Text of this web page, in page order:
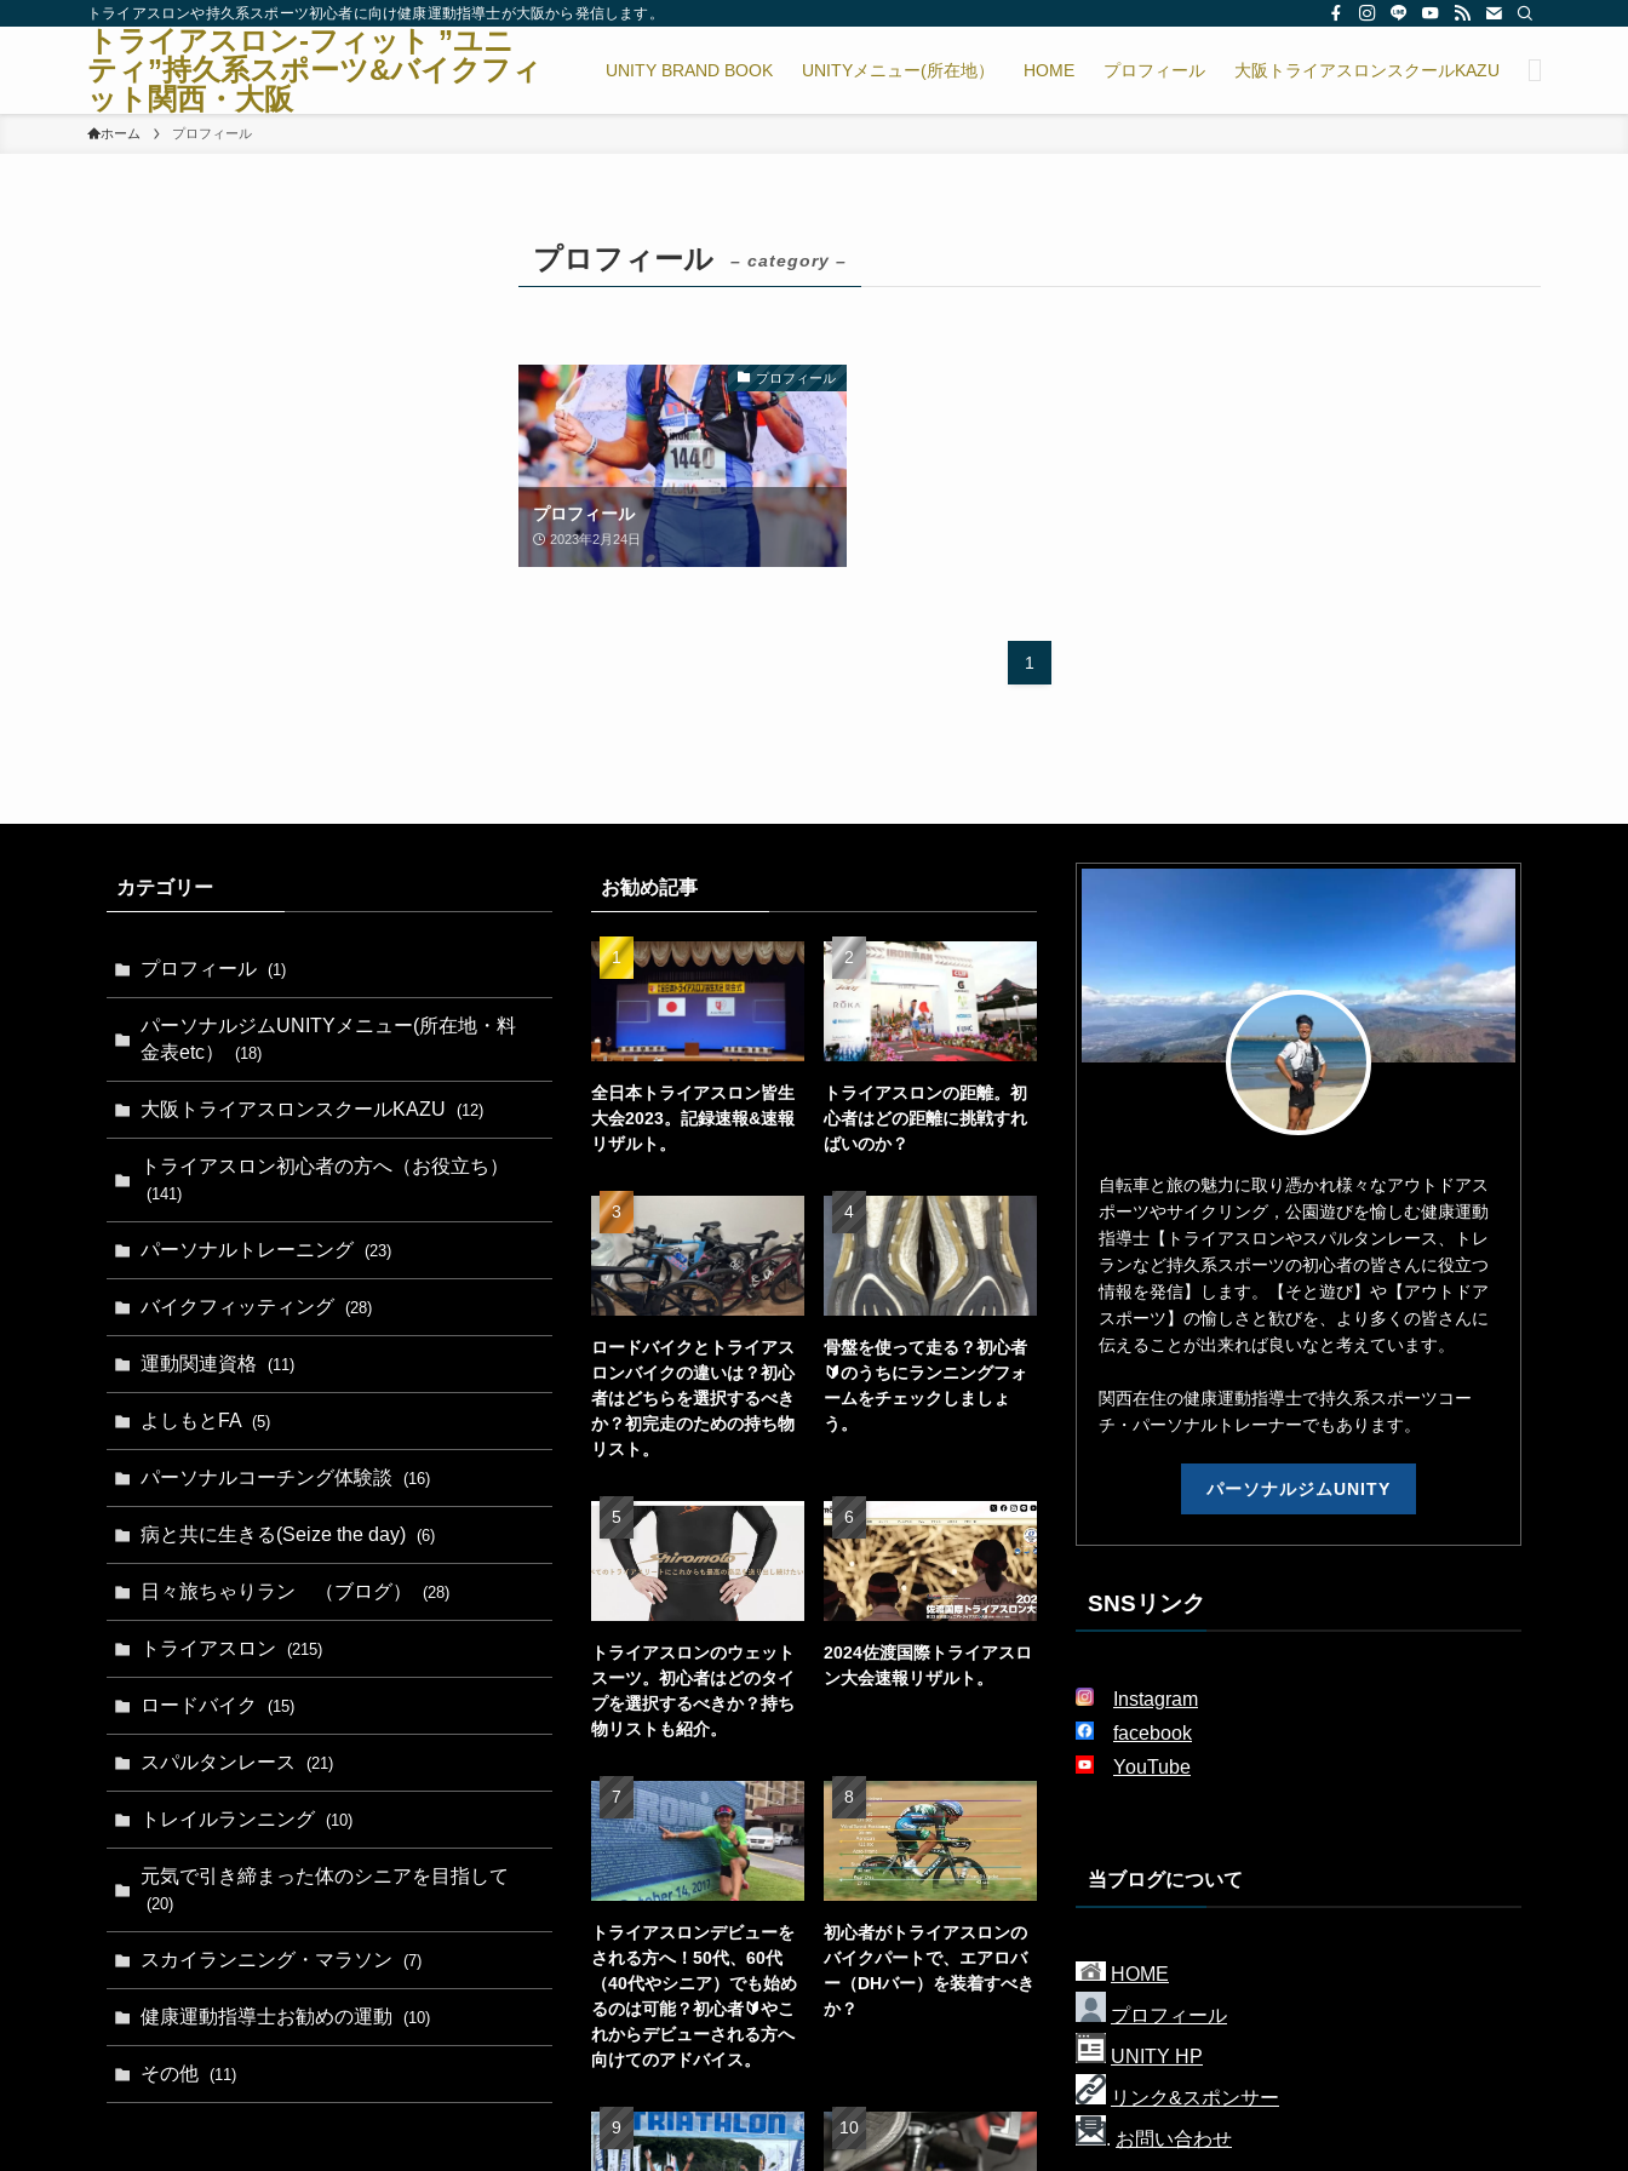
トライアスロンや持久系スポーツ初心者に向け健康運動指導士が大阪から発信します。
トライアスロン-フィット ”ユニ
ティ”持久系スポーツ&バイクフィ
ット関西・大阪
UNITY BRAND BOOK UNITYメニュー(所在地） HOME プロフィール 大阪トライアスロンスクールKAZU
ホーム プロフィール
プロフィール – category –
プロフィール
プロフィール
2023年2月24日
1
カテゴリー
プロフィール (1)
パーソナルジムUNITYメニュー(所在地・料
金表etc）
(18)
大阪トライアスロンスクールKAZU (12)
トライアスロン初心者の方へ（お役立ち）
(141)
パーソナルトレーニング (23)
バイクフィッティング (28)
運動関連資格 (11)
よしもとFA (5)
パーソナルコーチング体験談 (16)
病と共に生きる(Seize the day) (6)
日々旅ちゃりラン （ブログ） (28)
トライアスロン (215)
ロードバイク (15)
スパルタンレース (21)
トレイルランニング (10)
元気で引き締まった体のシニアを目指して
(20)
スカイランニング・マラソン (7)
健康運動指導士お勧めの運動 (10)
その他 (11)
お勧め記事
全日本トライアスロン皆生
大会2023。記録速報&速報
リザルト。
トライアスロンの距離。初
心者はどの距離に挑戦すれ
ばいのか？
ロードバイクとトライアス
ロンバイクの違いは？初心
者はどちらを選択するべき
か？初完走のための持ち物
リスト。
骨盤を使って走る？初心者
🔰のうちにランニングフォ
ームをチェックしましょ
う。
トライアスロンのウェット
スーツ。初心者はどのタイ
プを選択するべきか？持ち
物リストも紹介。
2024佐渡国際トライアスロ
ン大会速報リザルト。
トライアスロンデビューを
される方へ！50代、60代
（40代やシニア）でも始め
るのは可能？初心者🔰やこ
れからデビューされる方へ
向けてのアドバイス。
初心者がトライアスロンの
バイクパートで、エアロバ
ー（DHバー）を装着すべき
か？
自転車と旅の魅力に取り憑かれ様々なアウトドアス
ポーツやサイクリング，公園遊びを愉しむ健康運動
指導士【トライアスロンやスパルタンレース、トレ
ランなど持久系スポーツの初心者の皆さんに役立つ
情報を発信】します。【そと遊び】や【アウトドア
スポーツ】の愉しさと歓びを、より多くの皆さんに
伝えることが出来れば良いなと考えています。
関西在住の健康運動指導士で持久系スポーツコー
チ・パーソナルトレーナーでもあります。
パーソナルジムUNITY
SNSリンク
Instagram
facebook
YouTube
当ブログについて
HOME
プロフィール
UNITY HP
リンク&スポンサー
. お問い合わせ